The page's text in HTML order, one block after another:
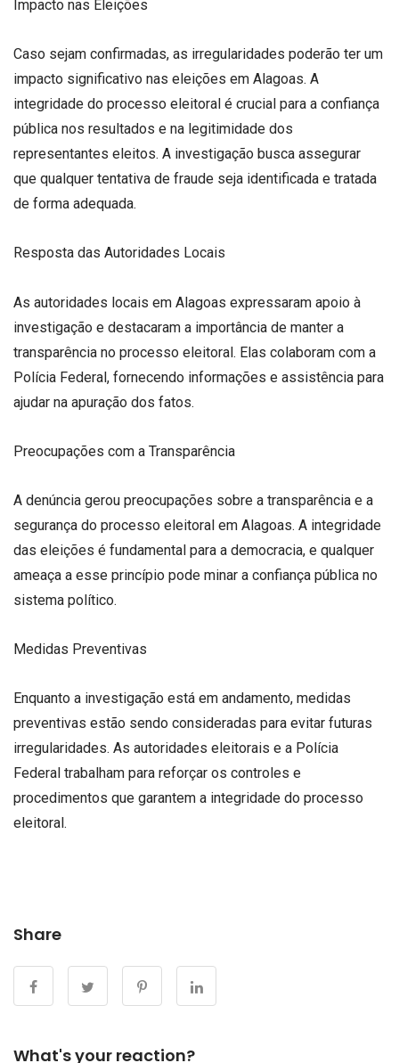
Impacto nas Eleições
Caso sejam confirmadas, as irregularidades poderão ter um
impacto significativo nas eleições em Alagoas. A
integridade do processo eleitoral é crucial para a confiança
pública nos resultados e na legitimidade dos
representantes eleitos. A investigação busca assegurar
que qualquer tentativa de fraude seja identificada e tratada
de forma adequada.
Resposta das Autoridades Locais
As autoridades locais em Alagoas expressaram apoio à
investigação e destacaram a importância de manter a
transparência no processo eleitoral. Elas colaboram com a
Polícia Federal, fornecendo informações e assistência para
ajudar na apuração dos fatos.
Preocupações com a Transparência
A denúncia gerou preocupações sobre a transparência e a
segurança do processo eleitoral em Alagoas. A integridade
das eleições é fundamental para a democracia, e qualquer
ameaça a esse princípio pode minar a confiança pública no
sistema político.
Medidas Preventivas
Enquanto a investigação está em andamento, medidas
preventivas estão sendo consideradas para evitar futuras
irregularidades. As autoridades eleitorais e a Polícia
Federal trabalham para reforçar os controles e
procedimentos que garantem a integridade do processo
eleitoral.
Share
What's your reaction?